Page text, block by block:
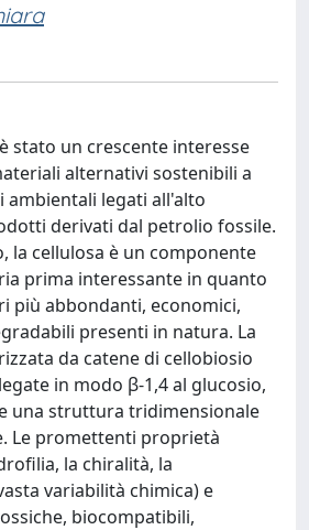
stato un crescente interesse
alternativi sostenibili a
ambientali legati all'alto
derivati dal petrolio fossile.
la cellulosa è un componente
prima interessante in quanto
più abbondanti, economici,
presenti in natura. La
da catene di cellobiosio
in modo β-1,4 al glucosio,
una struttura tridimensionale
Le promettenti proprietà
la chiralità, la
variabilità chimica) e
biocompatibili,